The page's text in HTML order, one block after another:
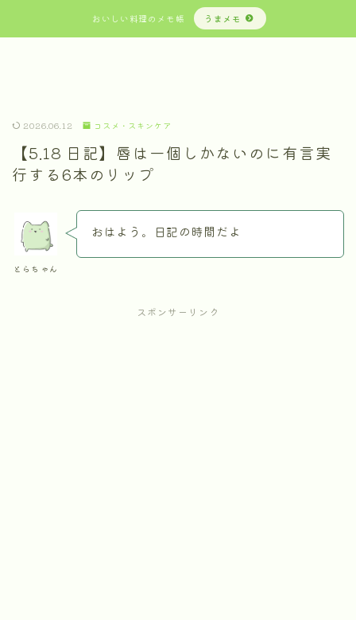
おいしい料理のメモ帳 うまメモ
2026.06.12 コスメ・スキンケア
【5.18 日記】唇は一個しかないのに有言実
行する6本のリップ
とらちゃん
おはよう。日記の時間だよ
スポンサーリンク